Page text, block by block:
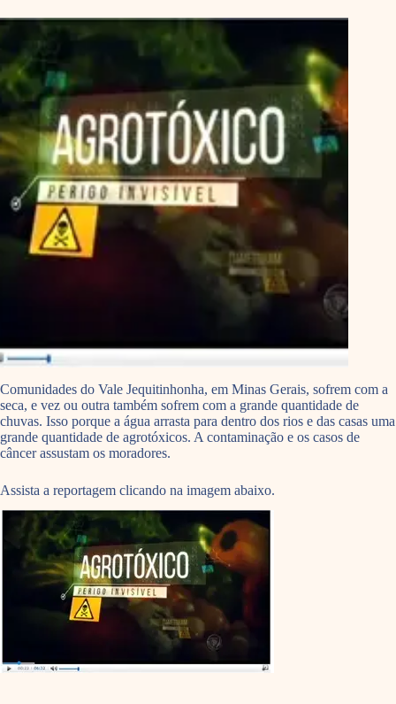
Comunidades do Vale Jequitinhonha, em Minas Gerais, sofrem com a
seca, e vez ou outra também sofrem com a grande quantidade de
chuvas. Isso porque a água arrasta para dentro dos rios e das casas uma
grande quantidade de agrotóxicos. A contaminação e os casos de
câncer assustam os moradores.
Assista a reportagem clicando na imagem abaixo.